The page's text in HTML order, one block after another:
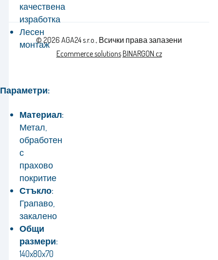
качествена
изработка
Лесен
монтаж
Параметри:
Материал:
Метал,
обработен
с
прахово
покритие
Стъкло:
Грапаво,
закалено
Общи
размери:
140x80x70
© 2026 AGA24 s.r.o., Всички права запазени
Ecommerce solutionsBINARGON.cz